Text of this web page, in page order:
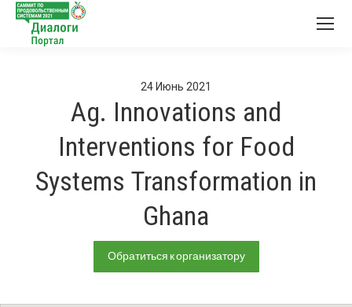
24 Июнь 2021
Ag. Innovations and
Interventions for Food
Systems Transformation in
Ghana
Обратиться к организатору